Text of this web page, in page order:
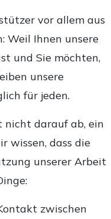
vor allem aus
Weil Ihnen unsere
und Sie möchten,
unsere
für jeden.
nicht darauf ab, ein
wissen, dass die
unserer Arbeit
zwischen